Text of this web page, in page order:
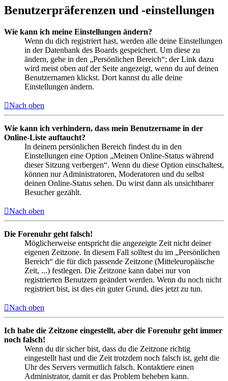
Benutzerpräferenzen und -einstellungen
Wie kann ich meine Einstellungen ändern?
Wenn du dich registriert hast, werden alle deine Einstellungen
in der Datenbank des Boards gespeichert. Um diese zu
ändern, gehe in den „Persönlichen Bereich“; der Link dazu
wird meist oben auf der Seite angezeigt, wenn du auf deinen
Benutzernamen klickst. Dort kannst du alle deine
Einstellungen ändern.
Nach oben
Wie kann ich verhindern, dass mein Benutzername in der
Online-Liste auftaucht?
In deinem persönlichen Bereich findest du in den
Einstellungen eine Option „Meinen Online-Status während
dieser Sitzung verbergen“. Wenn du diese Option einschaltest,
können nur Administratoren, Moderatoren und du selbst
deinen Online-Status sehen. Du wirst dann als unsichtbarer
Besucher gezählt.
Nach oben
Die Forenuhr geht falsch!
Möglicherweise entspricht die angezeigte Zeit nicht deiner
eigenen Zeitzone. In diesem Fall solltest du im „Persönlichen
Bereich“ die für dich passende Zeitzone (Mitteleuropäische
Zeit, ...) festlegen. Die Zeitzone kann dabei nur von
registrierten Benutzern geändert werden. Wenn du noch nicht
registriert bist, ist dies ein guter Grund, dies jetzt zu tun.
Nach oben
Ich habe die Zeitzone eingestellt, aber die Forenuhr geht immer
noch falsch!
Wenn du dir sicher bist, dass du die Zeitzone richtig
eingestellt hast und die Zeit trotzdem noch falsch ist, geht die
Uhr des Servers vermutlich falsch. Kontaktiere einen
Administrator, damit er das Problem beheben kann.